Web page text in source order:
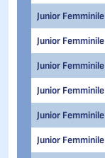
Junior Femminile
Junior Femminile
Junior Femminile
Junior Femminile
Junior Femminile
Junior Femminile